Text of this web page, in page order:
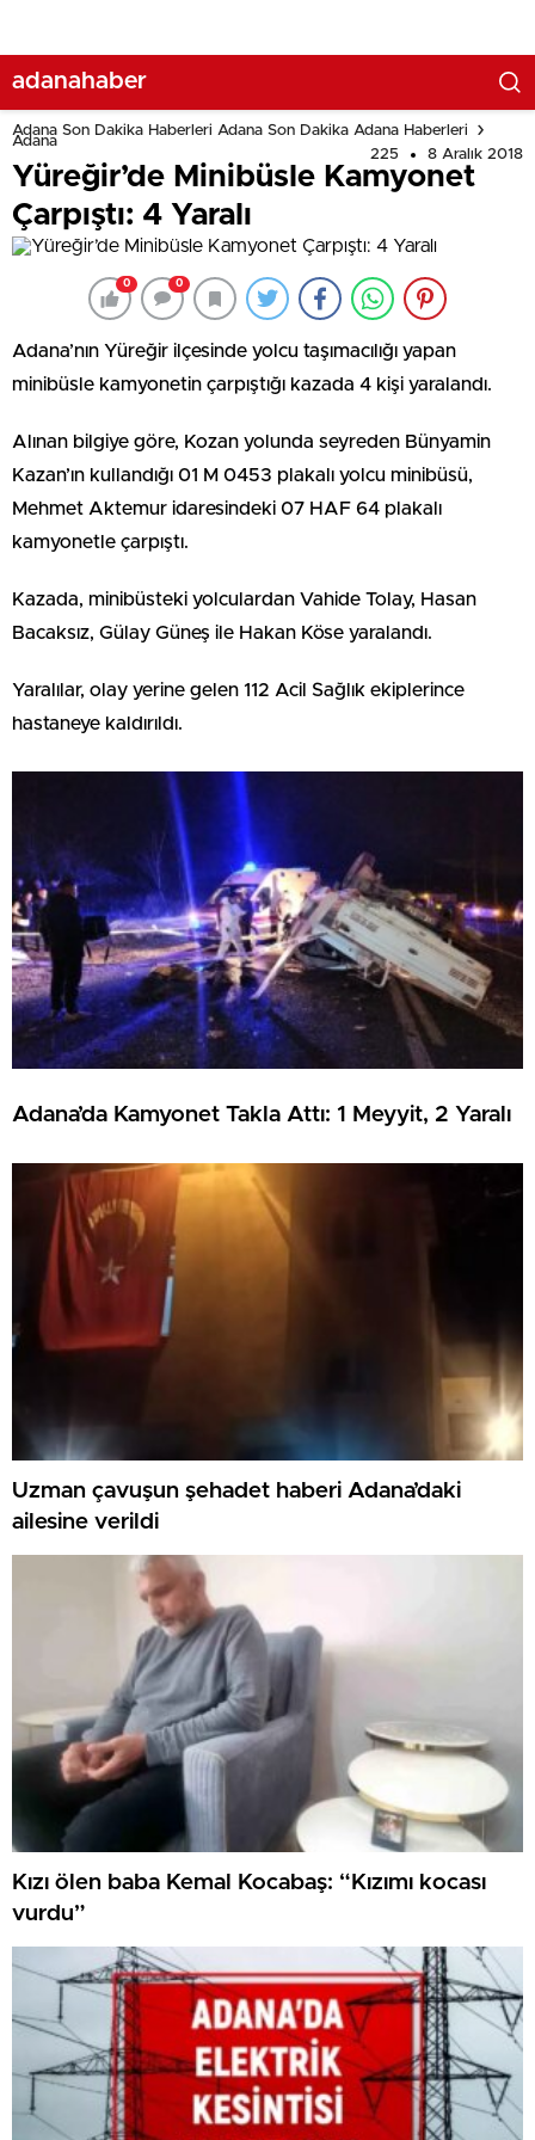
adanahaber
Adana Son Dakika Haberleri Adana Son Dakika Adana Haberleri
Adana
225
8 Aralık 2018
Yüreğir’de Minibüsle Kamyonet
Çarpıştı: 4 Yaralı
0 0
Adana’nın Yüreğir ilçesinde yolcu taşımacılığı yapan
minibüsle kamyonetin çarpıştığı kazada 4 kişi yaralandı.
Alınan bilgiye göre, Kozan yolunda seyreden Bünyamin
Kazan’ın kullandığı 01 M 0453 plakalı yolcu minibüsü,
Mehmet Aktemur idaresindeki 07 HAF 64 plakalı
kamyonetle çarpıştı.
Kazada, minibüsteki yolculardan Vahide Tolay, Hasan
Bacaksız, Gülay Güneş ile Hakan Köse yaralandı.
Yaralılar, olay yerine gelen 112 Acil Sağlık ekiplerince
hastaneye kaldırıldı.
Adana’da Kamyonet Takla Attı: 1 Meyyit, 2 Yaralı
Uzman çavuşun şehadet haberi Adana’daki
ailesine verildi
Kızı ölen baba Kemal Kocabaş: “Kızımı kocası
vurdu”